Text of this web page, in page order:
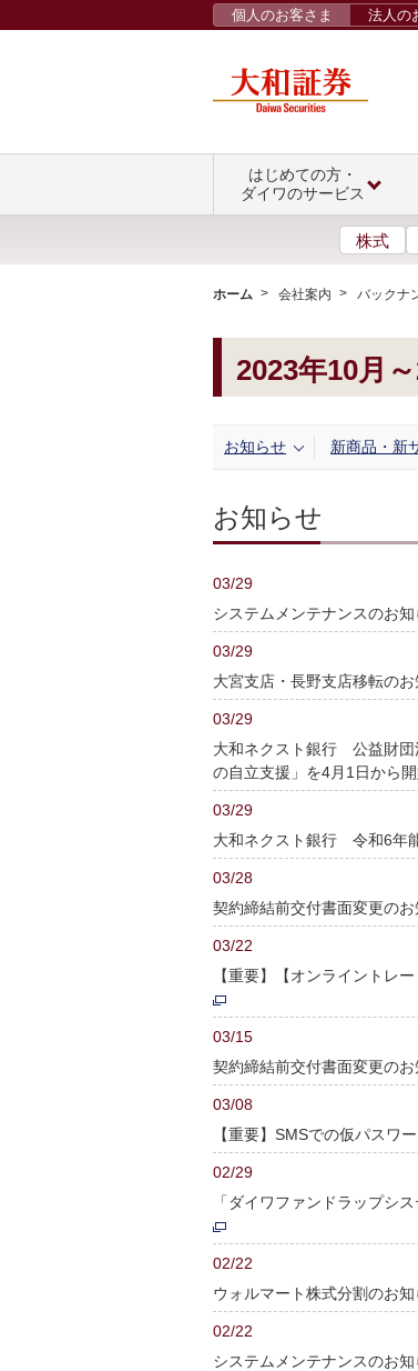
個人のお客さま 法人の
はじめての方・
ダイワのサービス
株式
ホーム 会社案内 バックナ
2023年10月
お知らせ 新商品・新
お知らせ
03/29
システムメンテナンスのお
03/29
大宮支店・長野支店移転の
03/29
大和ネクスト銀行 公益財団
の自立支援」を4月1日から
03/29
大和ネクスト銀行 令和6年
03/28
契約締結前交付書面変更の
03/22
【重要】【オンライントレ
03/15
契約締結前交付書面変更の
03/08
【重要】SMSでの仮パスワ
02/29
「ダイワファンドラップシ
02/22
ウォルマート株式分割のお知
02/22
システムメンテナンスのお